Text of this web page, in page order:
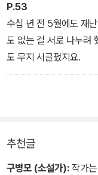
P.53
수십 년 전 5월에도 재
도 없는 걸 서로 나누려
도 무지 서글펐지요.
추천글
구병모 (소설가): 작가